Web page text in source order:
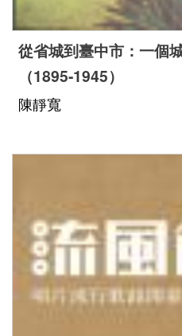
從省城到臺中市：一個
（1895-1945）
陳靜寬